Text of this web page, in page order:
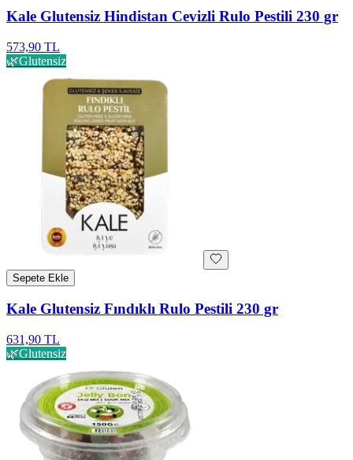
Kale Glutensiz Hindistan Cevizli Rulo Pestili 230 gr
573,90 TL
🌿Glutensiz
Sepete Ekle
Kale Glutensiz Fındıklı Rulo Pestili 230 gr
631,90 TL
🌿Glutensiz